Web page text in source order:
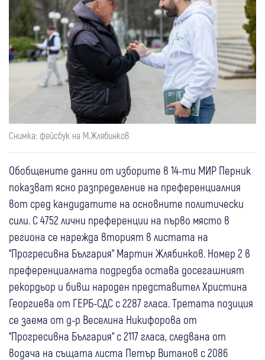
Снимка: фейсбук на М.Жлябинков
Обобщените данни от изборите в 14-ти МИР Перник
показват ясно разпределение на преференциалния
вот сред кандидатите на основните политически
сили. С 4752 лични преференции на първо място в
региона се нарежда вторият в листата на
“Прогресивна България“ Мартин Жлябинков. Номер 2 в
преференциалната подредба остава досегашният
рекордьор и бивш народен представител Христина
Георгиева от ГЕРБ-СДС с 2287 гласа. Третата позиция
се заема от д-р Веселина Никифорова от
“Прогресивна България“ с 2117 гласа, следвана от
водача на същата листа Петър Витанов с 2086